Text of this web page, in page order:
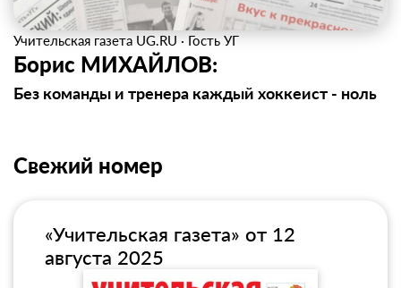
Учительская газета UG.RU · Гость УГ
Борис МИХАЙЛОВ:
Без команды и тренера каждый хоккеист - ноль
Свежий номер
«Учительская газета» от 12
августа 2025